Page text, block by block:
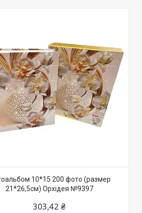
10*15 200 фото (размер
21*26,5см) Орхідея №9397
303,42 ₴